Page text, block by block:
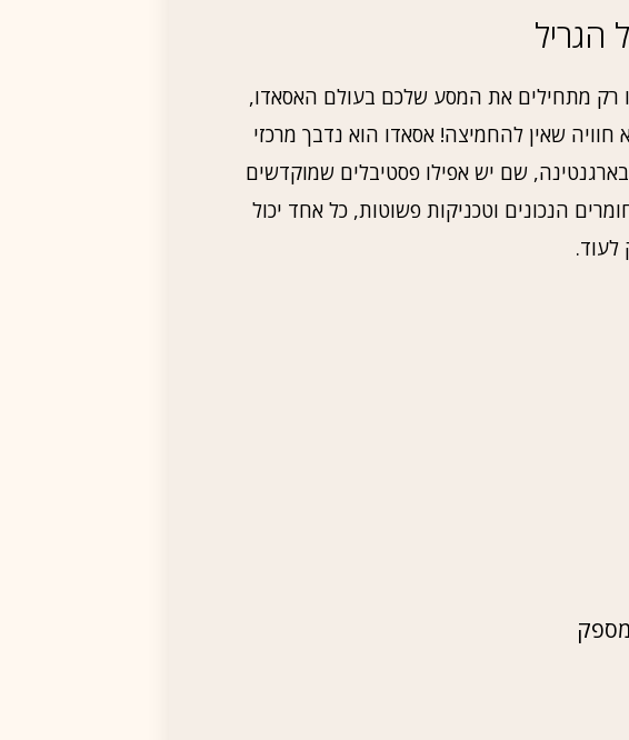
מתחילים את המסע שלכם בעולם האסאדו,
שאין להחמיצה! אסאדו הוא נדבך מרכזי
שם יש אפילו פסטיבלים שמוקדשים
הנכונים וטכניקות פשוטות, כל אחד יכול